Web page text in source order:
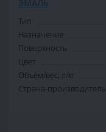
ЭМАЛЬ
Тип
Назначение
Поверхность
Цвет
Объём/вес, л/кг
Страна-производитель